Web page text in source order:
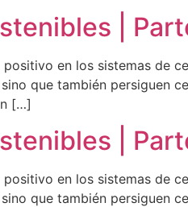
|
en los sistemas de
que también persiguen
[…]
|
en los sistemas de
que también persiguen